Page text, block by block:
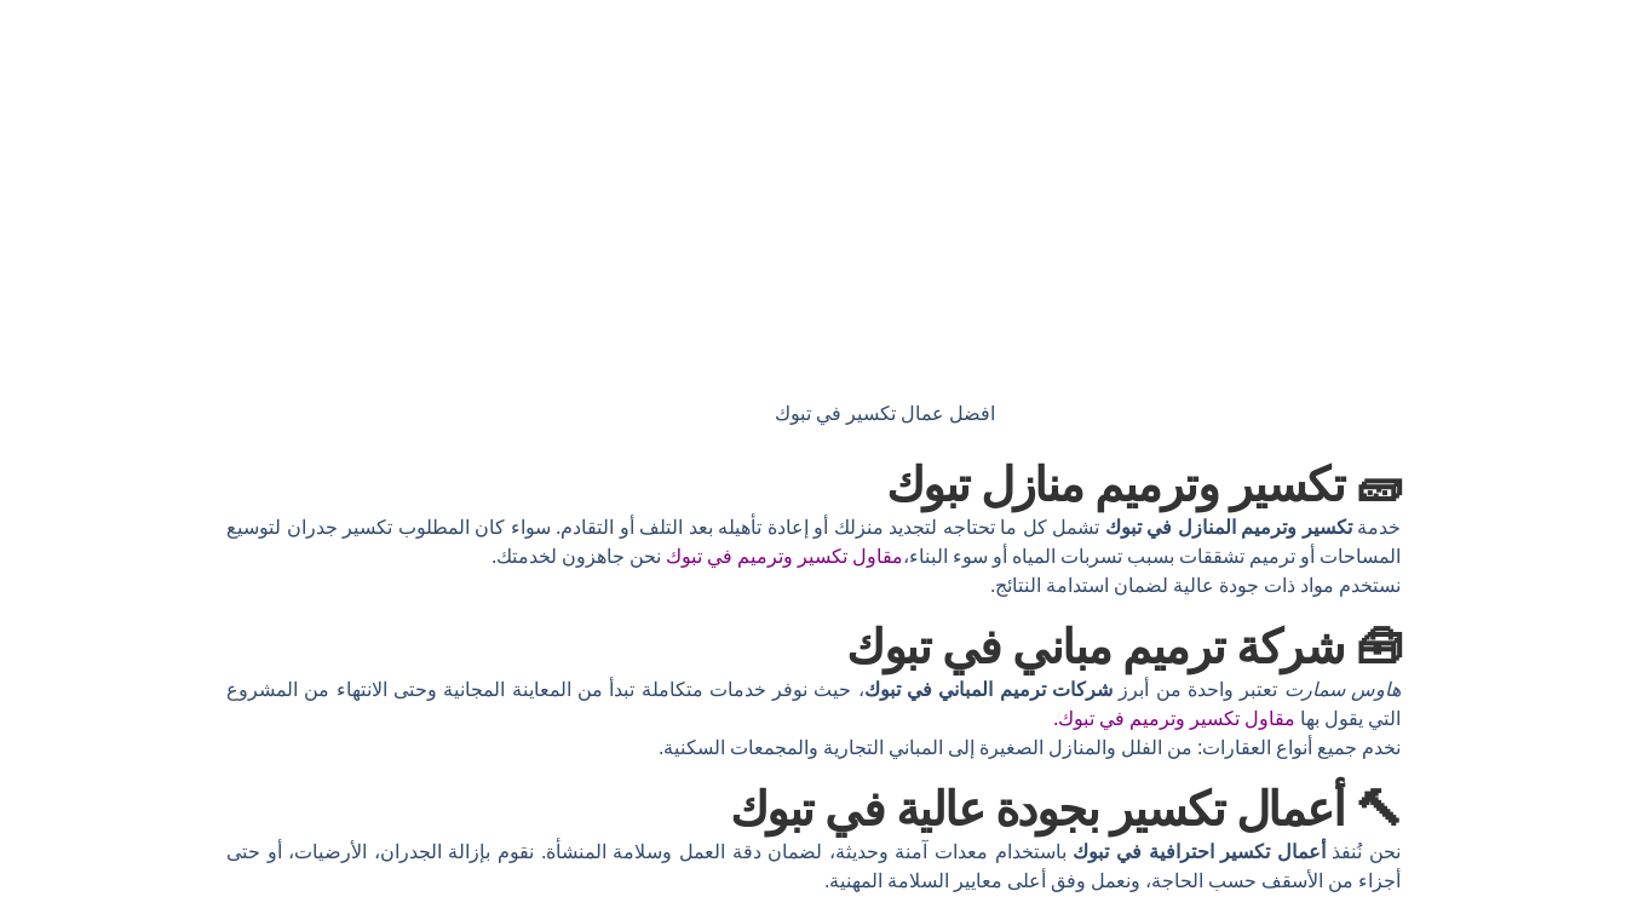
افضل عمال تكسير في تبوك
🧱 تكسير وترميم منازل تبوك
خدمةتكسير وترميم المنازل في تبوك تشمل كل ما تحتاجه لتجديد منزلك أو إعادة تأهيله بعد التلف أو التقادم. سواء كان المطلوب تكسير جدران لتوسيع
المساحات أو ترميم تشققات بسبب تسربات المياه أو سوء البناء،مقاول تكسير وترميم في تبوك نحن جاهزون لخدمتك.
نستخدم مواد ذات جودة عالية لضمان استدامة النتائج.
🧰 شركة ترميم مباني في تبوك
هاوس سمارت تعتبر واحدة من أبرز شركات ترميم المباني في تبوك، حيث نوفر خدمات متكاملة تبدأ من المعاينة المجانية وحتى الانتهاء من المشروع
التي يقول بها مقاول تكسير وترميم في تبوك.
نخدم جميع أنواع العقارات: من الفلل والمنازل الصغيرة إلى المباني التجارية والمجمعات السكنية.
🔨 أعمال تكسير بجودة عالية في تبوك
نحن نُنفذ أعمال تكسير احترافية في تبوك باستخدام معدات آمنة وحديثة، لضمان دقة العمل وسلامة المنشأة. نقوم بإزالة الجدران، الأرضيات، أو حتى
أجزاء من الأسقف حسب الحاجة، ونعمل وفق أعلى معايير السلامة المهنية.